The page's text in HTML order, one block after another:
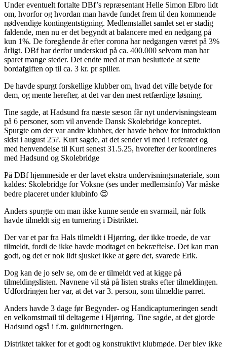
Under eventuelt fortalte DBf’s repræsentant Helle Simon Elbro lidt
om, hvorfor og hvordan man havde fundet frem til den kommende
nødvendige kontingentstigning. Medlemstallet samlet set er stadig
faldende, men nu er det begyndt at balancere med en nedgang på
kun 1%. De foregående år efter corona har nedgangen været på 3%
årligt. DBf har derfor underskud på ca. 400.000 selvom man har
sparet mange steder. Det endte med at man besluttede at sætte
bordafgiften op til ca. 3 kr. pr spiller.
De havde spurgt forskellige klubber om, hvad det ville betyde for
dem, og mente herefter, at det var den mest retfærdige løsning.
Tine sagde, at Hadsund fra næste sæson får nyt undervisningsteam
på 6 personer, som vil anvende Dansk Skolebridge konceptet.
Spurgte om der var andre klubber, der havde behov for introduktion
sidst i august 25?. Kurt sagde, at det sender vi med i referatet og
med henvendelse til Kurt senest 31.5.25, hvorefter der koordineres
med Hadsund og Skolebridge
På DBf hjemmeside er der lavet ekstra undervisningsmateriale, som
kaldes: Skolebridge for Voksne (ses under medlemsinfo) Var måske
bedre placeret under klubinfo 😊
Anders spurgte om man ikke kunne sende en svarmail, når folk
havde tilmeldt sig en turnering i Distriktet.
Der var et par fra Hals tilmeldt i Hjørring, der ikke troede, de var
tilmeldt, fordi de ikke havde modtaget en bekræftelse. Det kan man
godt, og det er nok lidt sjusket ikke at gøre det, svarede Erik.
Dog kan de jo selv se, om de er tilmeldt ved at kigge på
tilmeldingslisten. Navnene vil stå på listen straks efter tilmeldingen.
Udfordringen her var, at det var 3. person, som tilmeldte parret.
Anders havde 3 dage før Begynder- og Handicapturneringen sendt
en velkomstmail til deltagerne i Hjørring. Tine sagde, at det gjorde
Hadsund også i f.m. guldturneringen.
Distriktet takker for et godt og konstruktivt klubmøde. Der blev ikke